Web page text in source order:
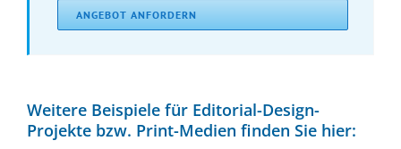
ANGEBOT ANFORDERN
Weitere Beispiele für Editorial-Design-
Projekte bzw. Print-Medien finden Sie hier: